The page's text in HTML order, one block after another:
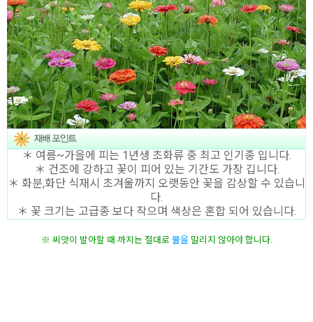
＊ 여름~가을에 피는 1년생 초화류 중 최고 인기종 입니다.
＊ 건조에 강하고 꽃이 피어 있는 기간도 가장 깁니다.
＊ 화분,화단 식재시 초겨울까지 오랫동안 꽃을 감상할 수 있습니
다.
＊ 꽃 크기는 고급종 보다 작으며 색상은 혼합 되어 있습니다.
※ 씨앗이 발아할 때 까지는 절대로 물을 말리지 않아야 합니다.